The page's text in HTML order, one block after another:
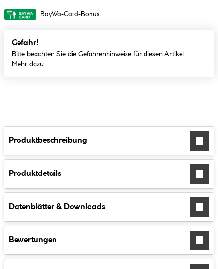
BayWa-Card-Bonus
Gefahr!
Bitte beachten Sie die Gefahrenhinweise für diesen Artikel.
Mehr dazu
Produktbeschreibung
Produktdetails
Datenblätter & Downloads
Bewertungen